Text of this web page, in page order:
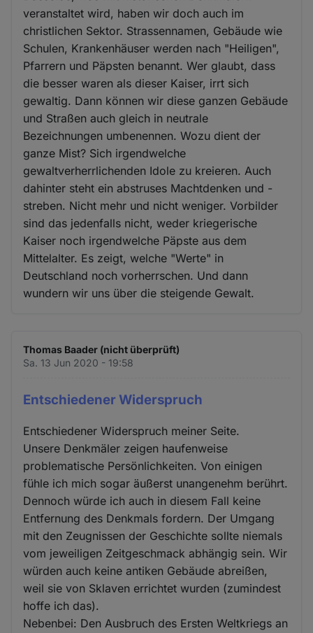
veranstaltet wird, haben wir doch auch im
christlichen Sektor. Strassennamen, Gebäude wie
Schulen, Krankenhäuser werden nach "Heiligen",
Pfarrern und Päpsten benannt. Wer glaubt, dass
die besser waren als dieser Kaiser, irrt sich
gewaltig. Dann können wir diese ganzen Gebäude
und Straßen auch gleich in neutrale
Bezeichnungen umbenennen. Wozu dient der
ganze Mist? Sich irgendwelche
gewaltverherrlichenden Idole zu kreieren. Auch
dahinter steht ein abstruses Machtdenken und -
streben. Nicht mehr und nicht weniger. Vorbilder
sind das jedenfalls nicht, weder kriegerische
Kaiser noch irgendwelche Päpste aus dem
Mittelalter. Es zeigt, welche "Werte" in
Deutschland noch vorherrschen. Und dann
wundern wir uns über die steigende Gewalt.
Thomas Baader (nicht überprüft)
Sa. 13 Jun 2020 - 19:58
Entschiedener Widerspruch
Entschiedener Widerspruch meiner Seite.
Unsere Denkmäler zeigen haufenweise
problematische Persönlichkeiten. Von einigen
fühle ich mich sogar äußerst unangenehm berührt.
Dennoch würde ich auch in diesem Fall keine
Entfernung des Denkmals fordern. Der Umgang
mit den Zeugnissen der Geschichte sollte niemals
vom jeweiligen Zeitgeschmack abhängig sein. Wir
würden auch keine antiken Gebäude abreißen,
weil sie von Sklaven errichtet wurden (zumindest
hoffe ich das).
Nebenbei: Den Ausbruch des Ersten Weltkriegs an